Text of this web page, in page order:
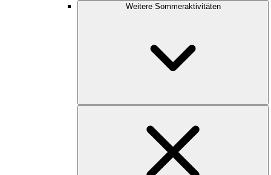
Weitere Sommeraktivitäten